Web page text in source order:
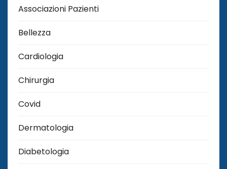
Associazioni Pazienti
Bellezza
Cardiologia
Chirurgia
Covid
Dermatologia
Diabetologia